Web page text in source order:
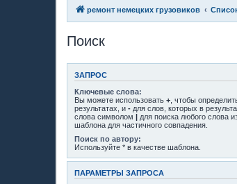
ремонт немецких грузовиков
Поиск
ЗАПРОС
Ключевые слова:
Вы можете использовать + , чтобы
результатах, и - для слов, которых в
слова символом | для поиска любого слова
шаблона для частичного совпадения.
Поиск по автору:
Используйте * в качестве шаблона.
ПАРАМЕТРЫ ЗАПРОСА